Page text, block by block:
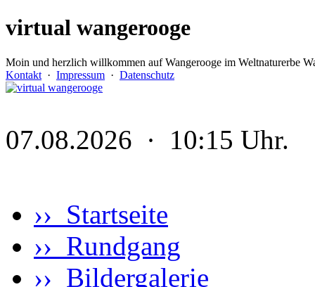
virtual wangerooge
Moin und herzlich willkommen auf Wangerooge im Weltnaturerbe
Kontakt · Impressum · Datenschutz
07.08.2026 · 10:15 Uhr.
›› Startseite
›› Rundgang
›› Bildergalerie